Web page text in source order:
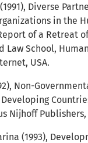
Diverse
in the
of a Retreat
Law School,
USA.
Non-
Nijhoff
(1993),